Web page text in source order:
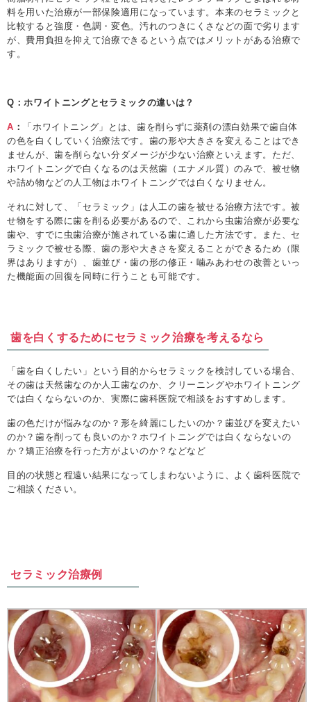
料を用いた治療が一部保険適用になっています。本来のセラミックと
比較すると強度・色調・変色。汚れのつきにくさなどの面で劣ります
が、費用負担を抑えて治療できるという点ではメリットがある治療で
す。
Q：ホワイトニングとセラミックの違いは？
A ：
「ホワイトニング」とは、歯を削らずに薬剤の漂白効果で歯自体
の色を白くしていく治療法です。歯の形や大きさを変えることはでき
ませんが、歯を削らない分ダメージが少ない治療といえます。ただ、
ホワイトニングで白くなるのは天然歯（エナメル質）のみで、被せ物
や詰め物などの人工物はホワイトニングでは白くなりません。
それに対して、「セラミック」は人工の歯を被せる治療方法です。被
せ物をする際に歯を削る必要があるので、これから虫歯治療が必要な
歯や、すでに虫歯治療が施されている歯に適した方法です。また、セ
ラミックで被せる際、歯の形や大きさを変えることができるため（限
界はありますが）、歯並び・歯の形の修正・噛みあわせの改善といっ
た機能面の回復を同時に行うことも可能です。
歯を白くするためにセラミック治療を考えるなら
「歯を白くしたい」という目的からセラミックを検討している場合、
その歯は天然歯なのか人工歯なのか、クリーニングやホワイトニング
では白くならないのか、実際に歯科医院で相談をおすすめします。
歯の色だけが悩みなのか？形を綺麗にしたいのか？歯並びを変えたい
のか？歯を削っても良いのか？ホワイトニングでは白くならないの
か？矯正治療を行った方がよいのか？などなど
目的の状態と程遠い結果になってしまわないように、よく歯科医院で
ご相談ください。
セラミック治療例